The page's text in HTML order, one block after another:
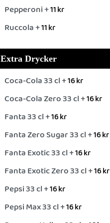
Pepperoni +11kr
Ruccola +11kr
Extra Drycker
Coca-Cola 33 cl +16kr
Coca-Cola Zero 33 cl +16kr
Fanta 33 cl +16kr
Fanta Zero Sugar 33 cl +16kr
Fanta Exotic 33 cl +16kr
Fanta Exotic Zero 33 cl +16kr
Pepsi 33 cl +16kr
Pepsi Max 33 cl +16kr